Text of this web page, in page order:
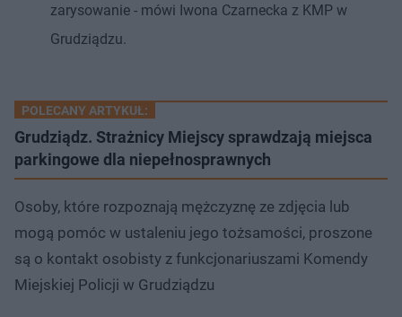
zarysowanie - mówi Iwona Czarnecka z KMP w
Grudziądzu.
POLECANY ARTYKUŁ:
Grudziądz. Strażnicy Miejscy sprawdzają miejsca
parkingowe dla niepełnosprawnych
Osoby, które rozpoznają mężczyznę ze zdjęcia lub
mogą pomóc w ustaleniu jego tożsamości, proszone
są o kontakt osobisty z funkcjonariuszami Komendy
Miejskiej Policji w Grudziądzu